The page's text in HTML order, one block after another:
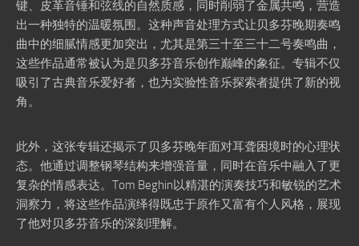
键、皮革音锤和弦线的自然质感，同时削弱了金属共鸣，营造
出一种独特的温暖氛围。这种声音处理方式让贝多芬晚期奏鸣
曲中的细腻情感更加突出，尤其是第三十至三十二号奏鸣曲，
这些作品通常被认为是贝多芬音乐创作巅峰的象征。专辑不仅
吸引了古典音乐爱好者，也为实验性音乐探索者提供了新的视
角。
此外，这张专辑还揭示了贝多芬晚年面对耳聋困境时的心理状
态。他通过调整钢琴结构来增强音量，同时在音乐中融入了更
复杂的情感表达。Tom Beghin以精湛的演奏技巧和敏锐的艺术
洞察力，将这些作品演绎得既忠于原作又富有个人风格，展现
了他对贝多芬音乐的深刻理解。